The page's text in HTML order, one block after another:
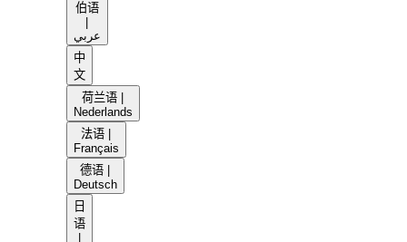
伯语
عربي
中
文
荷兰语 |
Nederlands
法语 |
Français
德语 |
Deutsch
日
语